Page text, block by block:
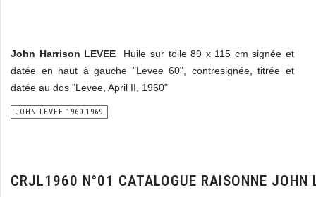
John Harrison LEVEE Huile sur toile 89 x 115 cm signée et
datée en haut à gauche "Levee 60", contresignée, titrée et
datée au dos "Levee, April II, 1960"
JOHN LEVEE 1960-1969
CRJL1960 N°01 CATALOGUE RAISONNE JOHN